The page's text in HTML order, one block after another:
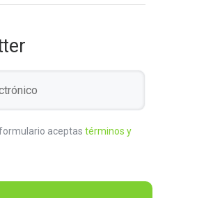
aceptas términos y